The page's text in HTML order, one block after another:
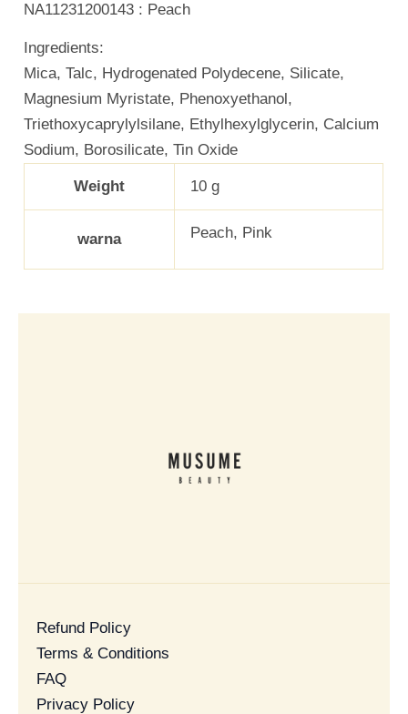
NA11231200143 : Peach
Ingredients:
Mica, Talc, Hydrogenated Polydecene, Silicate,
Magnesium Myristate, Phenoxyethanol,
Triethoxycaprylylsilane, Ethylhexylglycerin, Calcium
Sodium, Borosilicate, Tin Oxide
Weight 10 g
warna Peach, Pink
Refund Policy
Terms & Conditions
FAQ
Privacy Policy